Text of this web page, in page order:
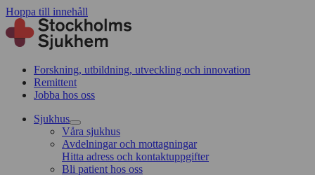
Hoppa till innehåll
Forskning, utbildning, utveckling och innovation
Remittent
Jobba hos oss
Sjukhus
Våra sjukhus
Avdelningar och mottagningar
Hitta adress och kontaktuppgifter
Bli patient hos oss